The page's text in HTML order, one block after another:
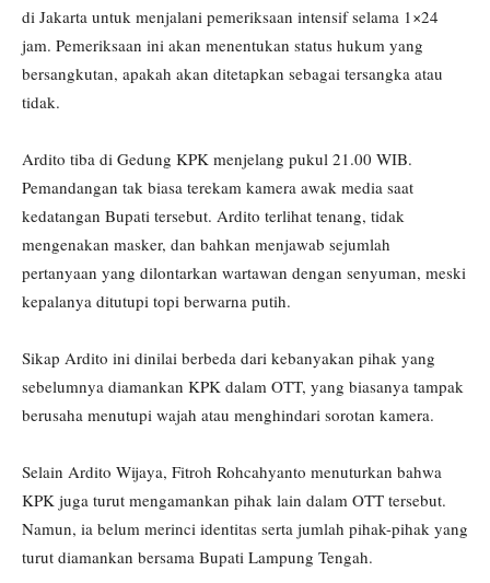
di Jakarta untuk menjalani pemeriksaan intensif selama 1×24
jam. Pemeriksaan ini akan menentukan status hukum yang
bersangkutan, apakah akan ditetapkan sebagai tersangka atau
tidak.
Ardito tiba di Gedung KPK menjelang pukul 21.00 WIB.
Pemandangan tak biasa terekam kamera awak media saat
kedatangan Bupati tersebut. Ardito terlihat tenang, tidak
mengenakan masker, dan bahkan menjawab sejumlah
pertanyaan yang dilontarkan wartawan dengan senyuman, meski
kepalanya ditutupi topi berwarna putih.
Sikap Ardito ini dinilai berbeda dari kebanyakan pihak yang
sebelumnya diamankan KPK dalam OTT, yang biasanya tampak
berusaha menutupi wajah atau menghindari sorotan kamera.
Selain Ardito Wijaya, Fitroh Rohcahyanto menuturkan bahwa
KPK juga turut mengamankan pihak lain dalam OTT tersebut.
Namun, ia belum merinci identitas serta jumlah pihak-pihak yang
turut diamankan bersama Bupati Lampung Tengah.